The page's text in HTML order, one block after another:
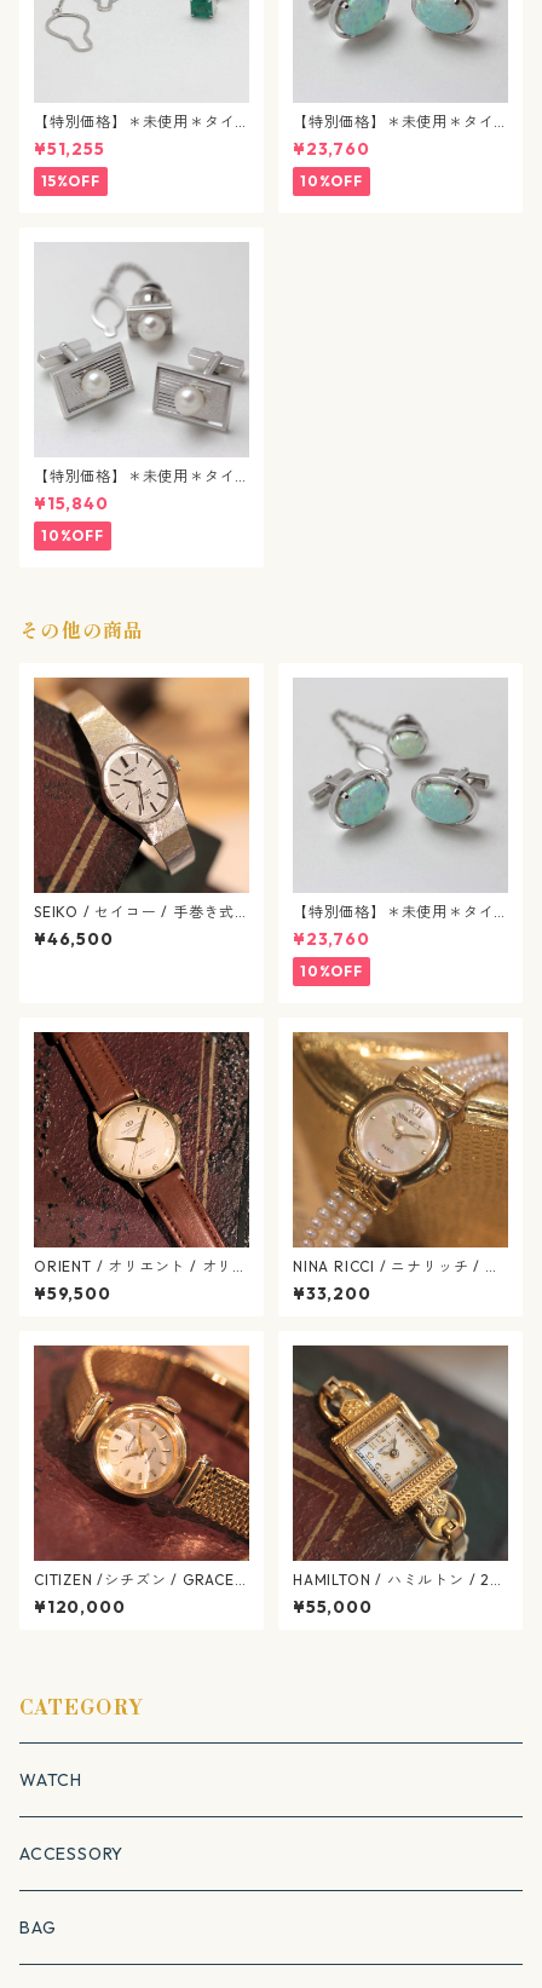
【特別価格】＊未使用＊タイ
タック / エメラルド / j89
¥51,255
15%OFF
【特別価格】＊未使用＊タイ
タック&カフスボタン / 合成パ
ール / j90
¥23,760
10%OFF
【特別価格】＊未使用＊タイ
タック&カフスボタン / パール
/ j92
¥15,840
10%OFF
その他の商品
SEIKO / セイコー / 手巻き式 /
1970年代 / ヴィンテージ腕時
¥46,500
【特別価格】＊未使用＊タイ
タック&カフスボタン / 合成パ
ール / j90
¥23,760
10%OFF
ORIENT / オリエント / オリエ
ントスター / ダイナミック /
二バフレックス / 手巻き式 / o
¥59,500
NINA RICCI / ニナリッチ / シ
ェル / リボン / ヴィンテージ
腕時計 / ninaricci-653-09
¥33,200
CITIZEN /シチズン / GRACE
グレース / K18 750 18金 / 手
巻き式 / ヴィンテージ腕時計 /
¥120,000
HAMILTON / ハミルトン / 28
0.002 / H31.231.113 / アメリ
カン クラシック / マザーオブ
¥55,000
CATEGORY
WATCH
ACCESSORY
BAG